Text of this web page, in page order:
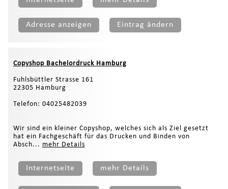
Adresse anzeigen Eintrag ändern
Copyshop Bachelordruck Hamburg
Fuhlsbüttler Strasse 161
22305 Hamburg
Telefon: 04025482039
Wir sind ein kleiner Copyshop, welches sich als Ziel gesetzt
hat ein Fachgeschäft für das Drucken und Binden von
Absch... mehr Details
Internetseite mehr Details